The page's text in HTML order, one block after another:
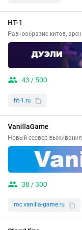
HT-1
Разнообразие китов,
43 / 500
ht-1.ru
VanillaGame
Новый сервер
38 / 300
mc.vanilla-game.ru